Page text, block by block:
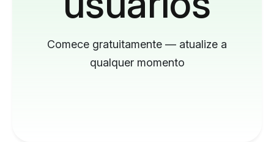
Comece gratuitamente — atualize a
qualquer momento